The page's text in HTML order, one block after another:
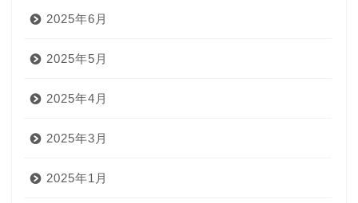
2025年6月
2025年5月
2025年4月
2025年3月
2025年1月